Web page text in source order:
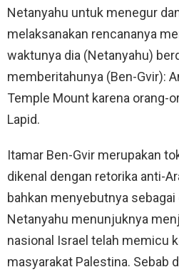
Netanyahu untuk menegur
melaksanakan rencananya
waktunya dia (Netanyahu)
memberitahunya (Ben-Gvir):
Temple Mount karena orang-
Lapid.
Itamar Ben-Gvir merupakan
dikenal dengan retorika anti-
bahkan menyebutnya
Netanyahu menunjuknya
nasional Israel telah memicu
masyarakat Palestina. Sebab